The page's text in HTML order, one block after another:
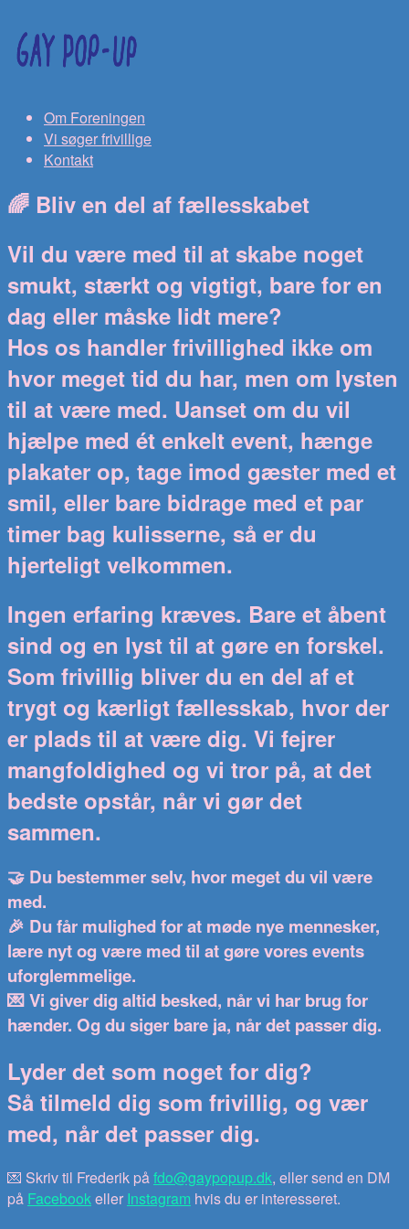
Om Foreningen
Vi søger frivillige
Kontakt
🌈 Bliv en del af fællesskabet
Vil du være med til at skabe noget
smukt, stærkt og vigtigt, bare for en
dag eller måske lidt mere?
Hos os handler frivillighed ikke om
hvor meget tid du har, men om lysten
til at være med. Uanset om du vil
hjælpe med ét enkelt event, hænge
plakater op, tage imod gæster med et
smil, eller bare bidrage med et par
timer bag kulisserne, så er du
hjerteligt velkommen.
Ingen erfaring kræves. Bare et åbent
sind og en lyst til at gøre en forskel.
Som frivillig bliver du en del af et
trygt og kærligt fællesskab, hvor der
er plads til at være dig. Vi fejrer
mangfoldighed og vi tror på, at det
bedste opstår, når vi gør det
sammen.
🤝 Du bestemmer selv, hvor meget du vil være
med.
🎉 Du får mulighed for at møde nye mennesker,
lære nyt og være med til at gøre vores events
uforglemmelige.
💌 Vi giver dig altid besked, når vi har brug for
hænder. Og du siger bare ja, når det passer dig.
Lyder det som noget for dig?
Så tilmeld dig som frivillig, og vær
med, når det passer dig.
💌 Skriv til Frederik påfdo@gaypopup.dk, eller send en DM
på Facebookeller Instagram hvis du er interesseret.